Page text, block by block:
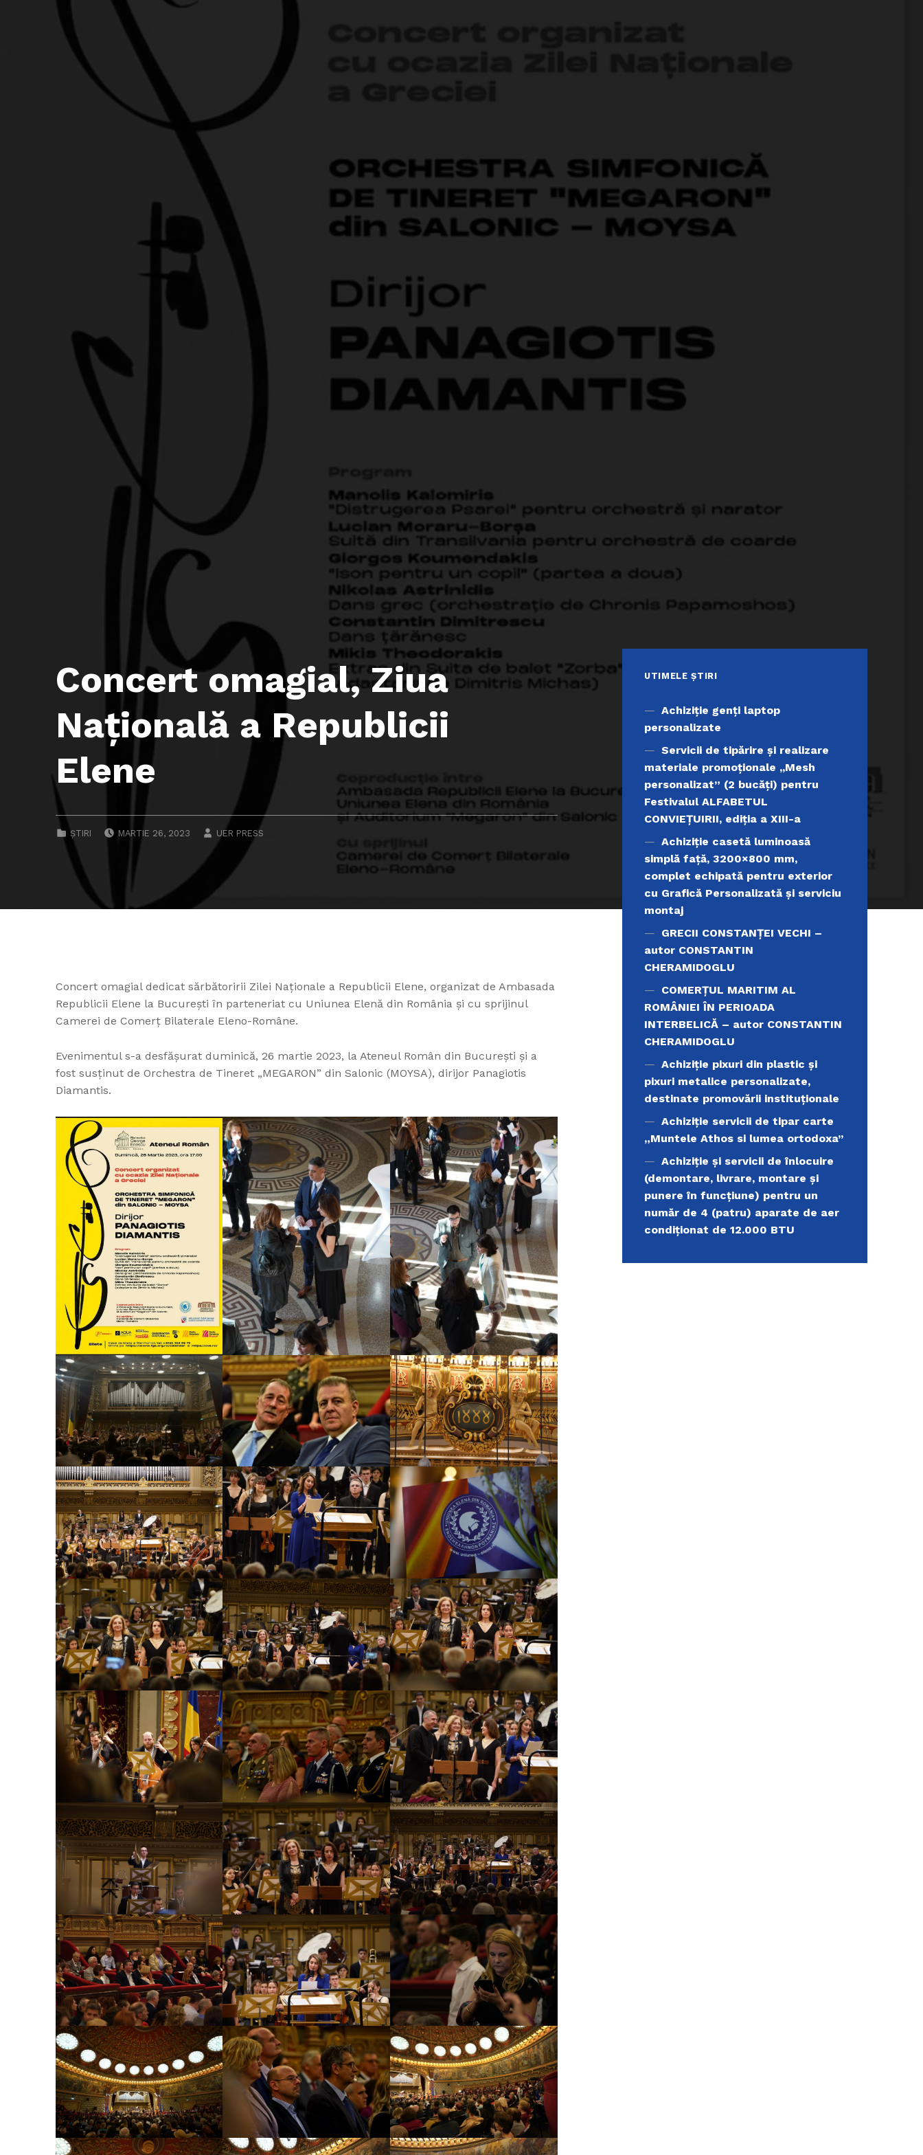
Concert omagial, Ziua
Naţională a Republicii
Elene
ȘTIRI MARTIE 26, 2023
WRITTEN BY:
UER PRESS
Concert omagial dedicat sărbătoririi Zilei Naţionale a Republicii Elene, organizat de Ambasada
Republicii Elene la Bucureşti în parteneriat cu Uniunea Elenă din România și cu sprijinul
Camerei de Comerț Bilaterale Eleno-Române.
Evenimentul s-a desfăşurat duminică, 26 martie 2023, la Ateneul Român din Bucureşti şi a
fost susţinut de Orchestra de Tineret „MEGARON” din Salonic (MOYSA), dirijor Panagiotis
Diamantis.
UTIMELE ȘTIRI
Achiziţie genți laptop
personalizate
Servicii de tipărire şi realizare
materiale promoţionale ,,Mesh
personalizat” (2 bucăți) pentru
Festivalul ALFABETUL
CONVIEŢUIRII, ediţia a XIII-a
Achiziție casetă luminoasă
simplă față, 3200×800 mm,
complet echipată pentru exterior
cu Grafică Personalizată și serviciu
montaj
GRECII CONSTANȚEI VECHI –
autor CONSTANTIN
CHERAMIDOGLU
COMERŢUL MARITIM AL
ROMÂNIEI ÎN PERIOADA
INTERBELICĂ – autor CONSTANTIN
CHERAMIDOGLU
Achiziţie pixuri din plastic și
pixuri metalice personalizate,
destinate promovării instituționale
Achiziție servicii de tipar carte
„Muntele Athos si lumea ortodoxa’’
Achiziție și servicii de înlocuire
(demontare, livrare, montare și
punere în funcțiune) pentru un
număr de 4 (patru) aparate de aer
condiționat de 12.000 BTU